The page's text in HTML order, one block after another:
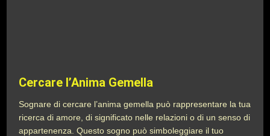
Cercare l’Anima Gemella
Sognare di cercare l’anima gemella può rappresentare la tua
ricerca di amore, di significato nelle relazioni o di un senso di
appartenenza. Questo sogno può simboleggiare il tuo